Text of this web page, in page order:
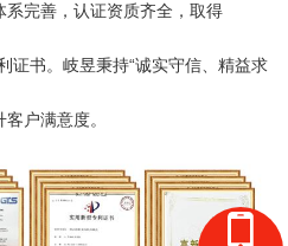
完善，认证资质齐全，取得
证书。岐昱秉持“诚实守信、精益求
户满意度。